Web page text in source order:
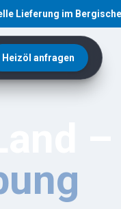
im Bergischen Land
Heizöl anfragen